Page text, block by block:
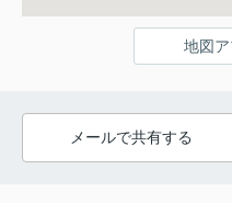
地図
メールで共有する